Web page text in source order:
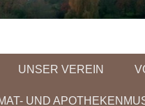
UNSER VEREIN
UND